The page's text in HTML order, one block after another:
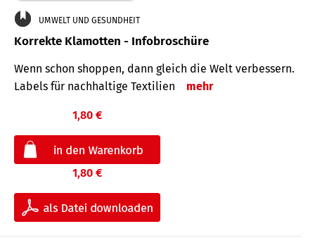
UMWELT UND GESUNDHEIT
Korrekte Klamotten - Infobroschüre
Wenn schon shoppen, dann gleich die Welt verbessern.
Labels für nachhaltige Textilien
mehr
1,80 €
1,80 €